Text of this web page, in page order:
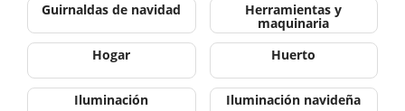
Guirnaldas de navidad Herramientas y
maquinaria
Hogar
Huerto
Iluminación Iluminación navideña